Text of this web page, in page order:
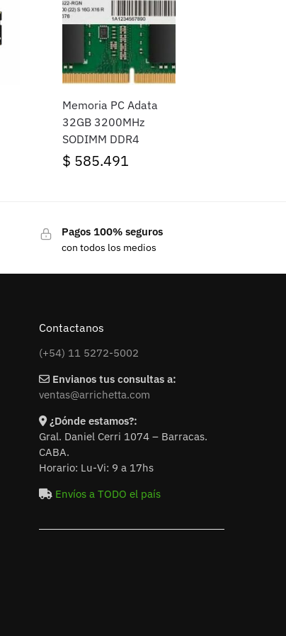
Memoria PC Adata
32GB 3200MHz
SODIMM DDR4
$ 585.491
Pagos 100% seguros
con todos los medios
Contactanos
(+54) 11 5272-5002
Envianos tus consultas a:
ventas@arrichetta.com
¿Dónde estamos?:
Gral. Daniel Cerri 1074 – Barracas.
CABA.
Horario: Lu-Vi: 9 a 17hs
Envíos a TODO el país